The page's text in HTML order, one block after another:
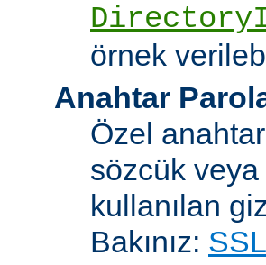
örnek
Anahtar
Özel
sözcük
kullanılan
Bakınız: